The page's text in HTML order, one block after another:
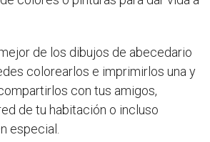
de los dibujos de abecedario
colorearlos e imprimirlos una y
con tus amigos,
de tu habitación o incluso
especial.